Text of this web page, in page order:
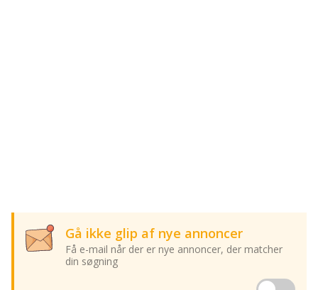
Gå ikke glip af nye annoncer
Få e-mail når der er nye annoncer, der matcher
din søgning